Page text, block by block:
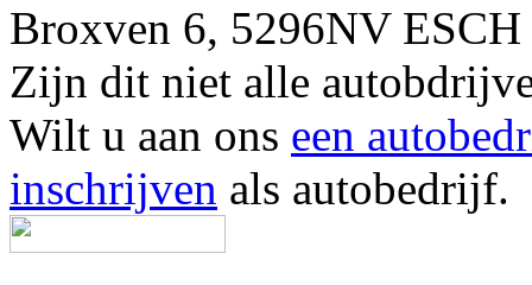
Broxven 6, 5296NV
Zijn dit niet alle
Wilt u aan ons een
inschrijven als autobedrijf.